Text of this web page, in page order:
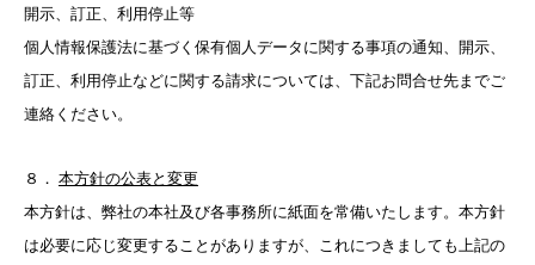
開示、訂正、利用停止等
個人情報保護法に基づく保有個人データに関する事項の通知、開示、
訂正、利用停止などに関する請求については、下記お問合せ先までご
連絡ください。
８． 本方針の公表と変更
本方針は、弊社の本社及び各事務所に紙面を常備いたします。本方針
は必要に応じ変更することがありますが、これにつきましても上記の